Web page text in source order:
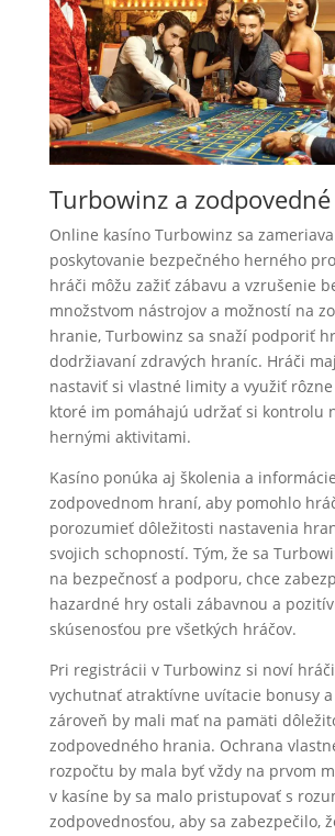
Turbowinz a
Online kasíno Turbowinz sa
poskytovanie bezpečného herného
hráči môžu zažiť zábavu a vzrušenie
množstvom nástrojov a možností na
hranie, Turbowinz sa snaží podporiť
dodržiavaní zdravých hraníc. Hráči
nastaviť si vlastné limity a využiť
ktoré im pomáhajú udržať si kontrolu
hernými aktivitami.
Kasíno ponúka aj školenia a
zodpovednom hraní, aby pomohlo
porozumieť dôležitosti nastavenia
svojich schopností. Tým, že sa
na bezpečnosť a podporu, chce
hazardné hry ostali zábavnou a
skúsenosťou pre všetkých hráčov.
Pri registrácii v Turbowinz si noví
vychutnať atraktívne uvítacie bonusy
zároveň by mali mať na pamäti
zodpovedného hrania. Ochrana
rozpočtu by mala byť vždy na prvom
v kasíne by sa malo pristupovať s
zodpovednosťou, aby sa zabezpečilo,